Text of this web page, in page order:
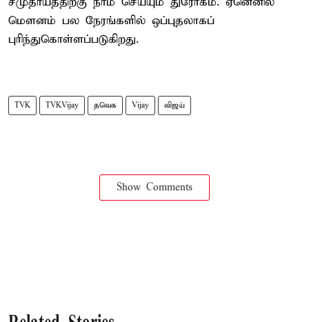
மௌனம் பல நேரங்களில் ஒப்புதலாகப்
புரிந்துகொள்ளப்படுகிறது.
TVK TVKVijay தவெக Vijay விஜய்
Show Comments